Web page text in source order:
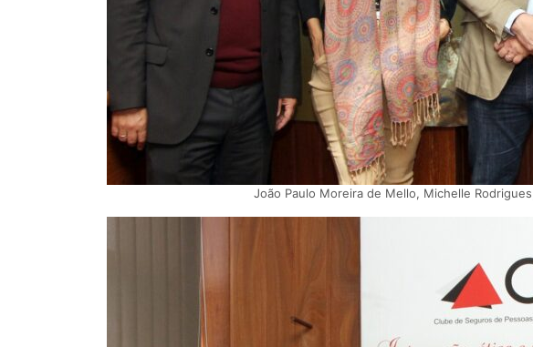
João Paulo Moreira de Mello, Michelle